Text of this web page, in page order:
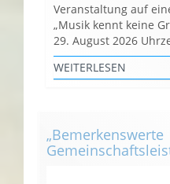
Veranstaltung auf
„Musik kennt keine
29. August 2026
WEITERLESEN
„Bemerkenswerte